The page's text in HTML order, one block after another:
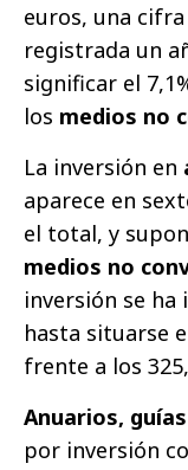
euros, una
registrada un
significar el
los medios no
La inversión en
aparece en
el total, y
medios no
inversión se ha
hasta situarse
frente a los
Anuarios,
por inversión